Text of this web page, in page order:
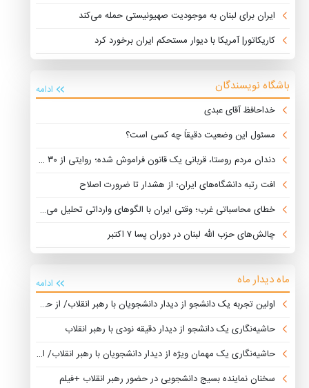
ایران برای لبنان به موجودیت صهیونیستی حمله می‌کند
کاریکاتور| آمریکا با دیوار مستحکم ایران برخورد کرد
باشگاه نویسندگان
ادامه
خداحافظ آقای عبدی
مسئول این وضعیت دقیقاً چه کسی است؟
دندان مردم روستا، قربانی یک قانون فراموش شده؛ روایتی از ۳۰ سال توقف که محرومیت را چند برابر کرد
افت رتبه دانشگاه‌های ایران؛ از هشدار تا ضرورت اصلاح
خطای محاسباتی غرب؛ وقتی ایران با الگوهای وارداتی تحلیل می‌شود
چالش‌های حزب الله لبنان در دوران پسا ۷ اکتبر
ماه دیدار ماه
ادامه
اولین تجربه یک دانشجو از دیدار دانشجویان با رهبر انقلاب/ از حضور پرشور دانشجویان تا مسئولین دولتی
حاشیه‌نگاری یک دانشجو از دیدار دقیقه نودی با رهبر انقلاب
حاشیه‌نگاری یک مهمان ویژه از دیدار دانشجویان با رهبر انقلاب/ از حضور ادوار تشکل‌ها تا درخواست‌های غیرمرتبط
سخنان نماینده بسیج دانشجویی در حضور رهبر انقلاب +فیلم